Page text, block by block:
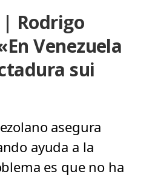
| Rodrigo
Venezuela
sui
asegura
ayuda a la
es que no ha